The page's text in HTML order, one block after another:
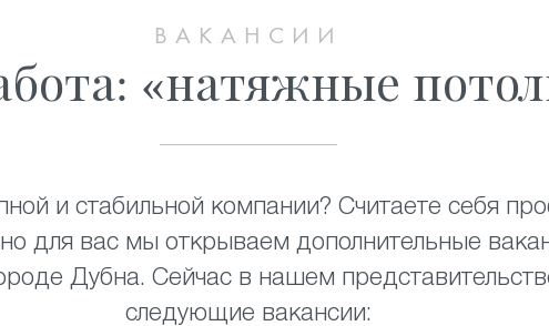
ВАКАНСИИ
«натяжные
и стабильной компании? Считаете себя
для вас мы открываем дополнительные
Дубна. Сейчас в нашем
следующие вакансии: